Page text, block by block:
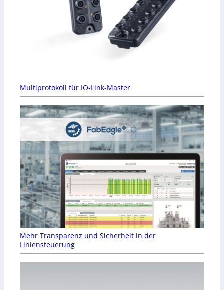
Multiprotokoll für IO-Link-Master
Mehr Transparenz und Sicherheit in der
Liniensteuerung